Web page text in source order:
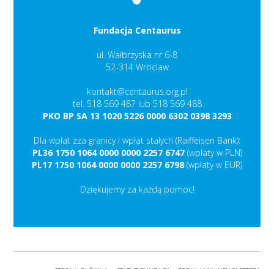
Fundacja Centaurus
ul. Wałbrzyska nr 6-8
52-314 Wroclaw
kontakt@centaurus.org.pl
tel. 518 569 487 lub 518 569 488
PKO BP SA 13 1020 5226 0000 6302 0398 3293
Dla wpłat zza granicy i wpłat stałych (Raiffeisen Bank):
PL36 1750 1064 0000 0000 2257 6747(wpłaty w PLN)
PL17 1750 1064 0000 0000 2257 6798 (wpłaty w EUR)
Dziękujemy za każdą pomoc!